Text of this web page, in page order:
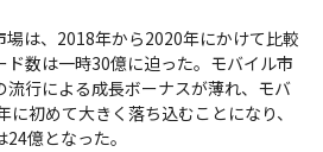
は、2018年から2020年にかけて比較
ド数は一時30億に迫った。モバイル市
行による成長ボーナスが薄れ、モバ
初めて大きく落ち込むことになり、
億となった。